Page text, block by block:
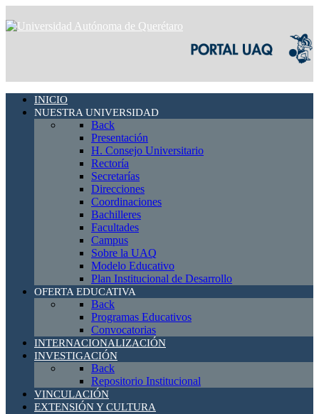
INICIO
NUESTRA UNIVERSIDAD
Back
Presentación
H. Consejo Universitario
Rectoría
Secretarías
Direcciones
Coordinaciones
Bachilleres
Facultades
Campus
Sobre la UAQ
Modelo Educativo
Plan Institucional de Desarrollo
OFERTA EDUCATIVA
Back
Programas Educativos
Convocatorias
INTERNACIONALIZACIÓN
INVESTIGACIÓN
Back
Repositorio Institucional
VINCULACIÓN
EXTENSIÓN Y CULTURA